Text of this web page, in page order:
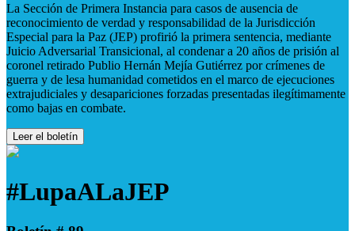
La Sección de Primera Instancia para casos de ausencia de
reconocimiento de verdad y responsabilidad de la Jurisdicción
Especial para la Paz (JEP) profirió la primera sentencia, mediante
Juicio Adversarial Transicional, al condenar a 20 años de prisión al
coronel retirado Publio Hernán Mejía Gutiérrez por crímenes de
guerra y de lesa humanidad cometidos en el marco de ejecuciones
extrajudiciales y desapariciones forzadas presentadas ilegítimamente
como bajas en combate.
Leer el boletín
#LupaALaJEP